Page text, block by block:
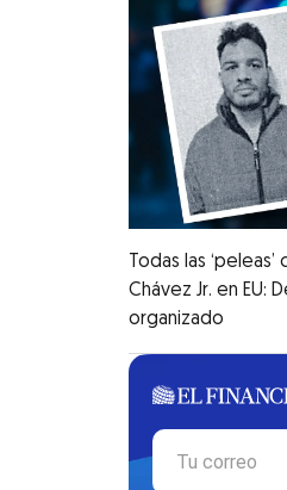
Todas las
Chávez Jr. en EU:
organizado